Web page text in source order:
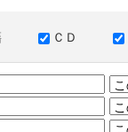
ＣＤ